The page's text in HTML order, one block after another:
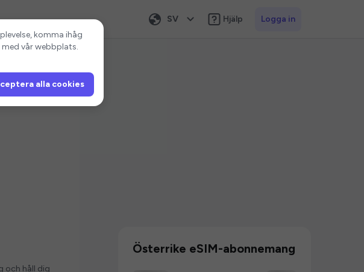
SV Hjälp Logga in
och håll dig
Österrike eSIM-abonnemang
komma ihåg
vår webbplats.
alla cookies